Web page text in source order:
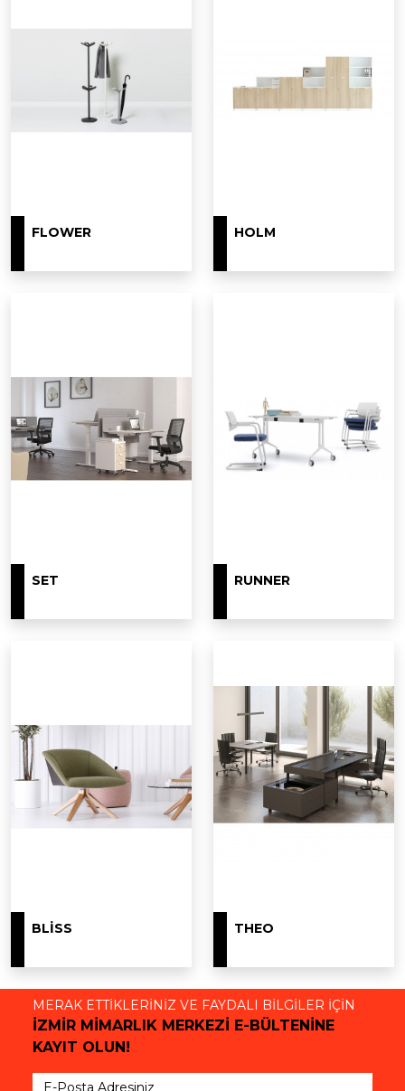
FLOWER HOLM
SET RUNNER
BLISS THEO
MERAK ETTİKLERİNİZ VE FAYDALI BİLGİLER İÇİN
İZMİR MİMARLIK MERKEZİ E-BÜLTENİNE
KAYIT OLUN!